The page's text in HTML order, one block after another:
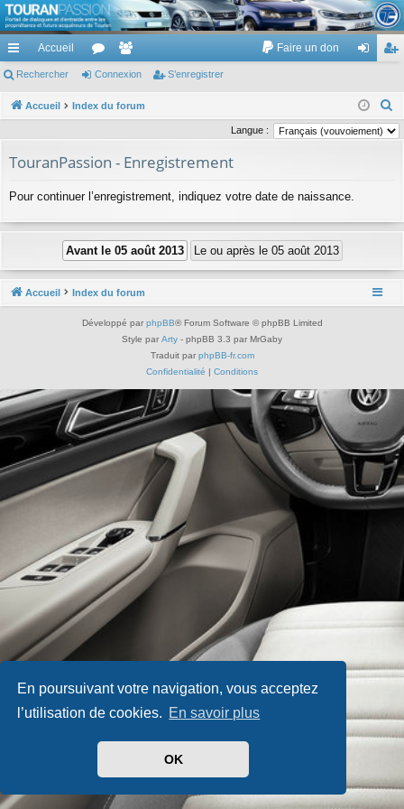
En poursuivant votre navigation, vous acceptez
l’utilisation de cookies. En savoir plus
OK
TouranPassion
Le forum des propriétaires ou futurs acquéreurs du Volkswagen Touran
cc
ès
pi
Accueil
or
u
s
e
m
es
Faire un don
ne
xi
nr
eg
Rechercher Connexion S’enregistrer
Accueil Index du forum
e
c
Langue :
TouranPassion - Enregistrement
Pour continuer l’enregistrement, indiquez votre date de naissance.
Accueil Index du forum
Développé par phpBB® Forum Software © phpBB Limited
Style par Arty - phpBB 3.3 par MrGaby
Traduit par phpBB-fr.com
Confidentialité | Conditions